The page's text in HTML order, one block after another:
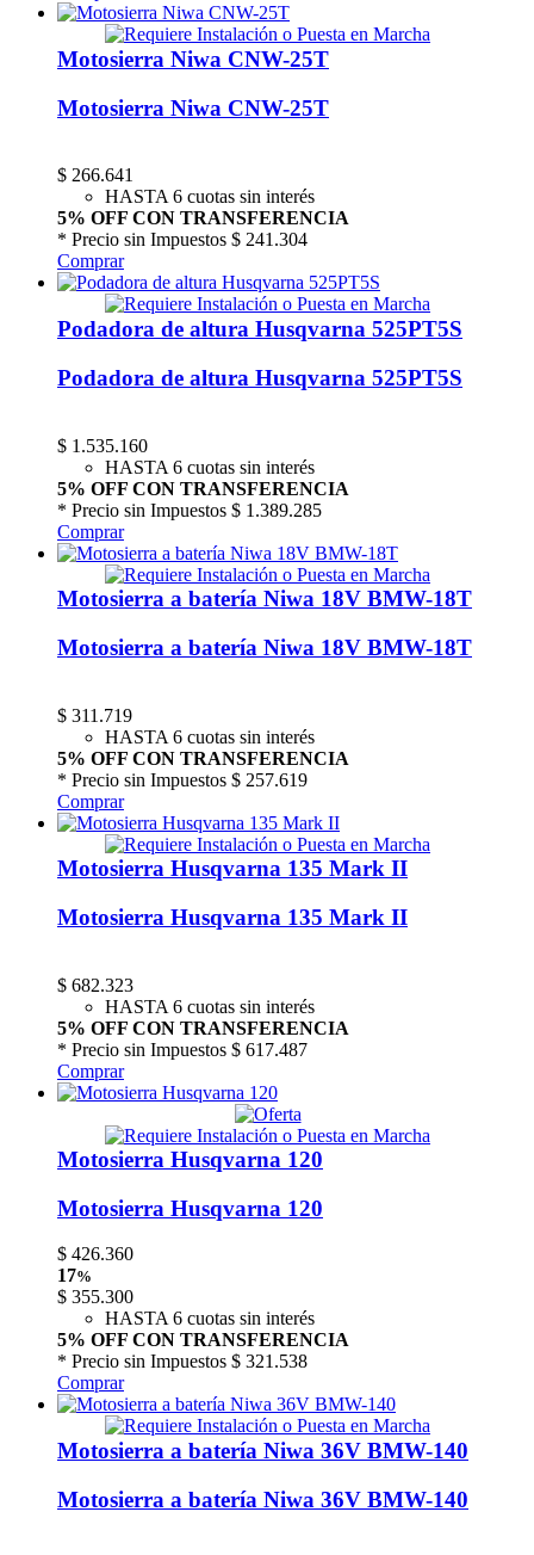
Motosierra Niwa CNW-25T
Motosierra Niwa CNW-25T
$ 266.641
HASTA 6 cuotas sin interés
5% OFF CON TRANSFERENCIA
* Precio sin Impuestos $ 241.304
Comprar
Podadora de altura Husqvarna 525PT5S
Podadora de altura Husqvarna 525PT5S
$ 1.535.160
HASTA 6 cuotas sin interés
5% OFF CON TRANSFERENCIA
* Precio sin Impuestos $ 1.389.285
Comprar
Motosierra a batería Niwa 18V BMW-18T
Motosierra a batería Niwa 18V BMW-18T
$ 311.719
HASTA 6 cuotas sin interés
5% OFF CON TRANSFERENCIA
* Precio sin Impuestos $ 257.619
Comprar
Motosierra Husqvarna 135 Mark II
Motosierra Husqvarna 135 Mark II
$ 682.323
HASTA 6 cuotas sin interés
5% OFF CON TRANSFERENCIA
* Precio sin Impuestos $ 617.487
Comprar
Motosierra Husqvarna 120
Motosierra Husqvarna 120
$ 426.360
17%
$ 355.300
HASTA 6 cuotas sin interés
5% OFF CON TRANSFERENCIA
* Precio sin Impuestos $ 321.538
Comprar
Motosierra a batería Niwa 36V BMW-140
Motosierra a batería Niwa 36V BMW-140